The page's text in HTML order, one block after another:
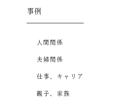
事例
人間関係
夫婦関係
仕事、キャリア
親子、家族